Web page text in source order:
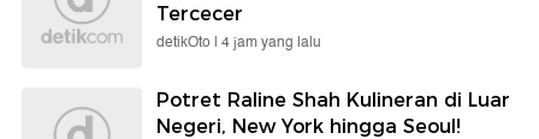
Tercecer
detikOto | 4 jam yang lalu
Potret Raline Shah Kulineran di Luar
Negeri, New York hingga Seoul!